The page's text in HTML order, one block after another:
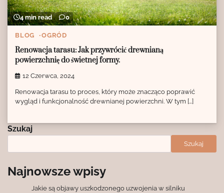
4 min read 0
BLOG OGRÓD
Renowacja tarasu: Jak przywrócić drewnianą
powierzchnię do świetnej formy.
12 Czerwca, 2024
Renowacja tarasu to proces, który może znacząco poprawić
wygląd i funkcjonalność drewnianej powierzchni. W tym […]
Szukaj
Szukaj
Najnowsze wpisy
Jakie są objawy uszkodzonego uzwojenia w silniku